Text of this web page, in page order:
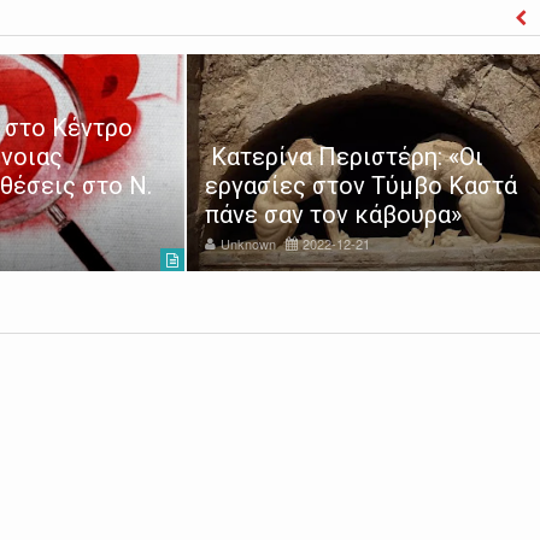
Κέντρο
στο Ν.
Κατερίνα Περιστέρη: «Οι
εργασίες στον Τύμβο Καστά
πάνε σαν τον κάβουρα»
Unknown 2022-12-21